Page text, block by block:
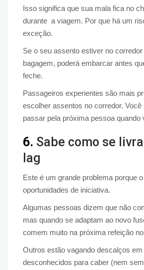
Isso significa que sua mala fica no
durante a viagem. Por que há um
exceção.
Se o seu assento estiver no
bagagem, poderá embarcar antes
feche.
Passageiros experientes são mais
escolher assentos no corredor. Você
passar pela próxima pessoa quando
6. Sabe como se
lag
Este é um grande problema porque
oportunidades de iniciativa.
Algumas pessoas dizem que não
mas quando se adaptam ao novo
comem muito na próxima refeição
Outros estão vagando descalços em
desconhecidos para caber (nem